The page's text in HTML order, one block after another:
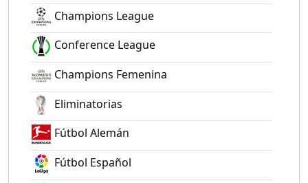
Champions League
Conference League
Champions Femenina
Eliminatorias
Fútbol Alemán
Fútbol Español